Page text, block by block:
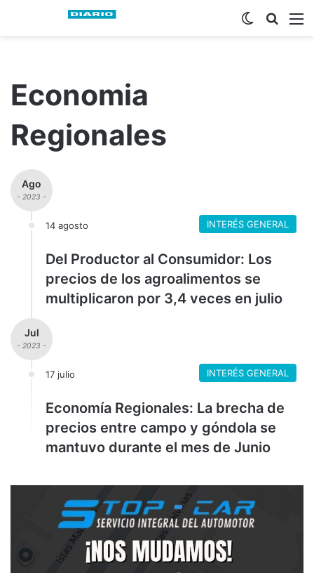
Buscar
Switch skin
Economia
Regionales
Ago
- 2023 -
14 agosto INTERÉS GENERAL
Del Productor al Consumidor: Los
precios de los agroalimentos se
multiplicaron por 3,4 veces en julio
Jul
- 2023 -
17 julio INTERÉS GENERAL
Economía Regionales: La brecha de
precios entre campo y góndola se
mantuvo durante el mes de Junio